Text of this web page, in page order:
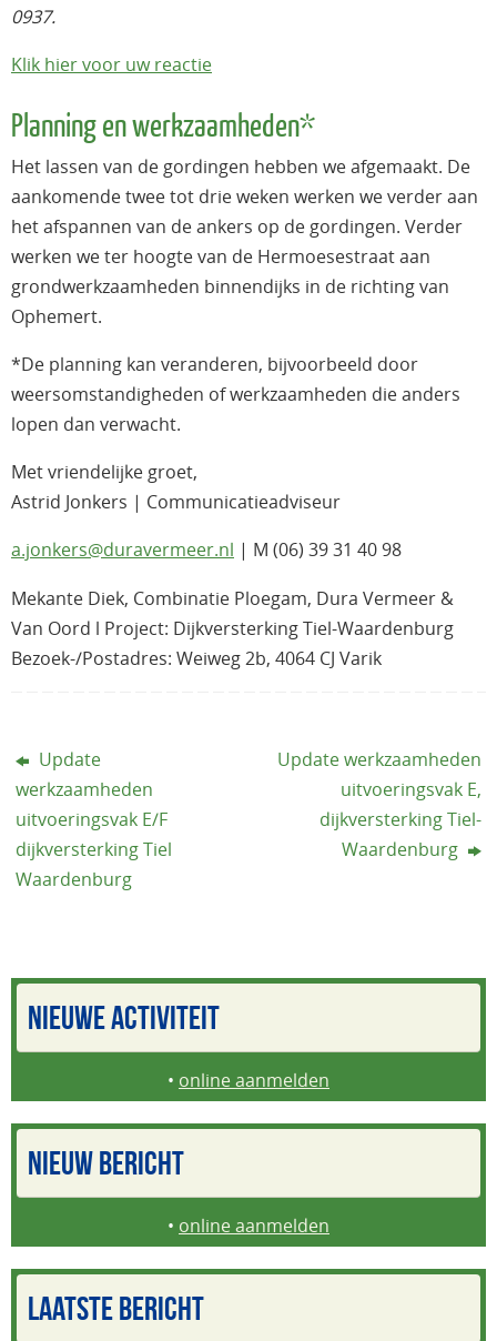
0937.
Klik hier voor uw reactie
Planning en werkzaamheden*
Het lassen van de gordingen hebben we afgemaakt. De
aankomende twee tot drie weken werken we verder aan
het afspannen van de ankers op de gordingen. Verder
werken we ter hoogte van de Hermoesestraat aan
grondwerkzaamheden binnendijks in de richting van
Ophemert.
*De planning kan veranderen, bijvoorbeeld door
weersomstandigheden of werkzaamheden die anders
lopen dan verwacht.
Met vriendelijke groet,
Astrid Jonkers | Communicatieadviseur
a.jonkers@duravermeer.nl | M (06) 39 31 40 98
Mekante Diek, Combinatie Ploegam, Dura Vermeer &
Van Oord l Project: Dijkversterking Tiel-Waardenburg
Bezoek-/Postadres: Weiweg 2b, 4064 CJ Varik
Update
werkzaamheden
uitvoeringsvak E/F
dijkversterking Tiel
Waardenburg
Update werkzaamheden
uitvoeringsvak E,
dijkversterking Tiel-
Waardenburg
NIEUWE ACTIVITEIT
• online aanmelden
NIEUW BERICHT
• online aanmelden
LAATSTE BERICHT